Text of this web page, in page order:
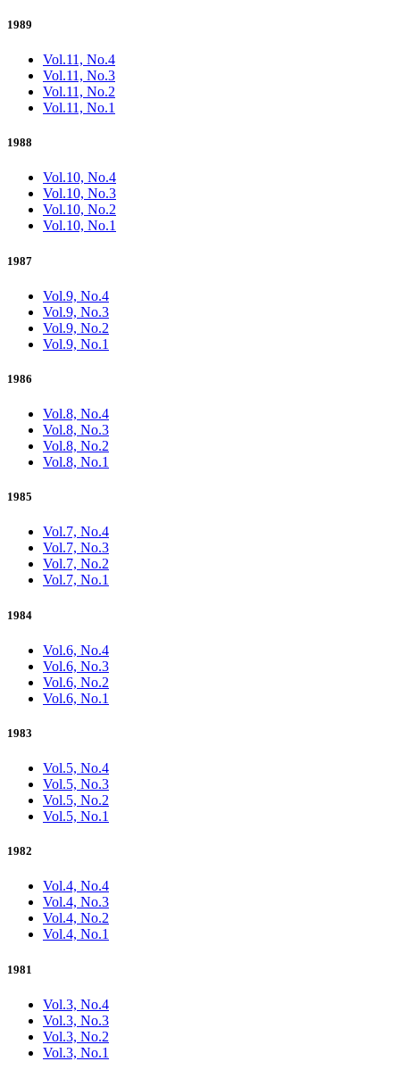
1989
Vol.11, No.4
Vol.11, No.3
Vol.11, No.2
Vol.11, No.1
1988
Vol.10, No.4
Vol.10, No.3
Vol.10, No.2
Vol.10, No.1
1987
Vol.9, No.4
Vol.9, No.3
Vol.9, No.2
Vol.9, No.1
1986
Vol.8, No.4
Vol.8, No.3
Vol.8, No.2
Vol.8, No.1
1985
Vol.7, No.4
Vol.7, No.3
Vol.7, No.2
Vol.7, No.1
1984
Vol.6, No.4
Vol.6, No.3
Vol.6, No.2
Vol.6, No.1
1983
Vol.5, No.4
Vol.5, No.3
Vol.5, No.2
Vol.5, No.1
1982
Vol.4, No.4
Vol.4, No.3
Vol.4, No.2
Vol.4, No.1
1981
Vol.3, No.4
Vol.3, No.3
Vol.3, No.2
Vol.3, No.1